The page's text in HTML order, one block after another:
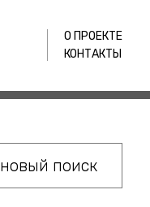
О ПРОЕКТЕ
КОНТАКТЫ
новый поиск